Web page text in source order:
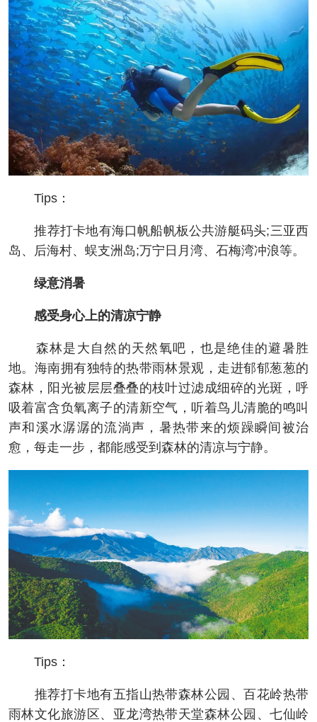
Tips：
推荐打卡地有海口帆船帆板公共游艇码头;三亚西
岛、后海村、蜈支洲岛;万宁日月湾、石梅湾冲浪等。
绿意消暑
感受身心上的清凉宁静
森林是大自然的天然氧吧，也是绝佳的避暑胜
地。海南拥有独特的热带雨林景观，走进郁郁葱葱的
森林，阳光被层层叠叠的枝叶过滤成细碎的光斑，呼
吸着富含负氧离子的清新空气，听着鸟儿清脆的鸣叫
声和溪水潺潺的流淌声，暑热带来的烦躁瞬间被治
愈，每走一步，都能感受到森林的清凉与宁静。
Tips：
推荐打卡地有五指山热带森林公园、百花岭热带
雨林文化旅游区、亚龙湾热带天堂森林公园、七仙岭